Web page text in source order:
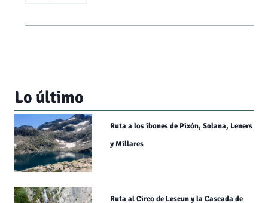
Lo último
Ruta a los ibones de Pixón, Solana, Leners
y Millares
Ruta al Circo de Lescun y la Cascada de